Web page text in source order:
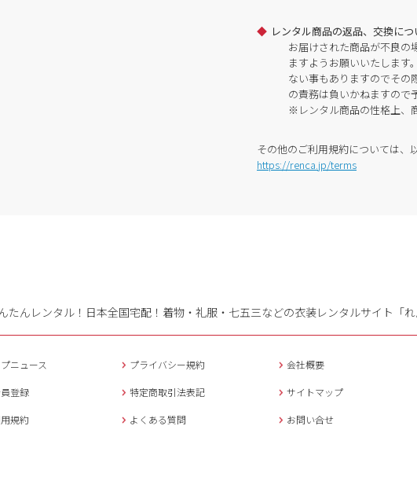
レンタル商品の返品、交換につ
お届けされた商品が不良の
ますようお願いいたします
ない事もありますのでその
の責務は負いかねますので
※レンタル商品の性格上、
その他のご利用規約については、
https://renca.jp/terms
たんレンタル！日本全国宅配！ 着物・礼服・七五三などの衣装レンタルサイト「
ニュース プライバシー規約 会社概要
登録 特定商取引法表記 サイトマップ
規約 よくある質問 お問い合せ